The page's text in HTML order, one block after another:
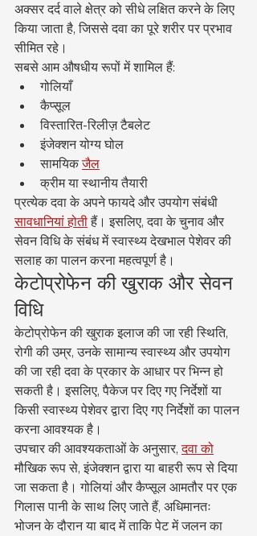
अक्सर दर्द वाले क्षेत्र को सीधे लक्षित करने के लिए
किया जाता है, जिससे दवा का पूरे शरीर पर प्रभाव
सीमित रहे।
सबसे आम औषधीय रूपों में शामिल हैं:
गोलियाँ
कैप्सूल
विस्तारित-रिलीज़ टैबलेट
इंजेक्शन योग्य घोल
सामयिक जैल
क्रीम या स्थानीय तैयारी
प्रत्येक दवा के अपने फायदे और उपयोग संबंधी
सावधानियां होती हैं। इसलिए, दवा के चुनाव और
सेवन विधि के संबंध में स्वास्थ्य देखभाल पेशेवर की
सलाह का पालन करना महत्वपूर्ण है।
केटोप्रोफेन की खुराक और सेवन
विधि
केटोप्रोफेन की खुराक इलाज की जा रही स्थिति,
रोगी की उम्र, उनके सामान्य स्वास्थ्य और उपयोग
की जा रही दवा के प्रकार के आधार पर भिन्न हो
सकती है। इसलिए, पैकेज पर दिए गए निर्देशों या
किसी स्वास्थ्य पेशेवर द्वारा दिए गए निर्देशों का पालन
करना आवश्यक है।
उपचार की आवश्यकताओं के अनुसार, दवा को
मौखिक रूप से, इंजेक्शन द्वारा या बाहरी रूप से दिया
जा सकता है। गोलियां और कैप्सूल आमतौर पर एक
गिलास पानी के साथ लिए जाते हैं, अधिमानतः
भोजन के दौरान या बाद में ताकि पेट में जलन का